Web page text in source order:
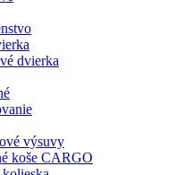
dvierka
výsuvy
koše CARGO